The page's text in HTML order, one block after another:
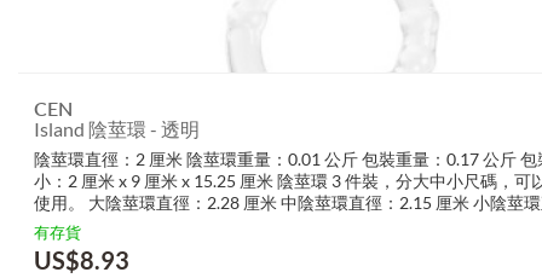
CEN
Island 陰莖環 - 透明
陰莖環直徑：2 厘米 陰莖環重量：0.01 公斤 包裝重量：0.17 公斤 包
小：2 厘米 x 9 厘米 x 15.25 厘米 陰莖環 3 件裝，分大中小尺碼，可
使用。 大陰莖環直徑：2.28 厘米 中陰莖環直徑：2.15 厘米 小陰莖
1.9 厘米...
有存貨
US$8.93